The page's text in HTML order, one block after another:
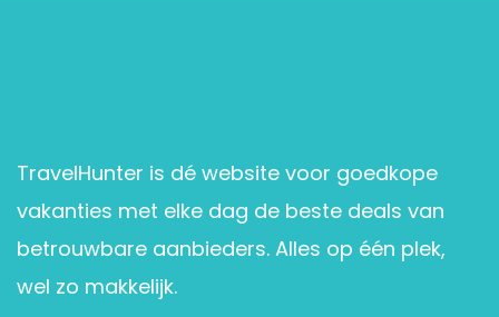
TravelHunter is dé website voor goedkope
vakanties met elke dag de beste deals van
betrouwbare aanbieders. Alles op één plek,
wel zo makkelijk.